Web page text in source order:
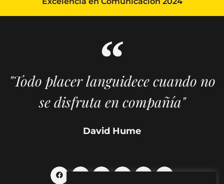
"Todo placer languidece cuando no
se disfruta en compañía"
David Hume